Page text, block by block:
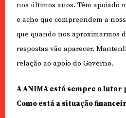
nos últimos anos. Têm apoiado
e acho que compreendem a
que quando nos aproximarmos
respostas vão aparecer.
relação ao apoio do Governo.
A ANIMA está sempre a lutar
Como está a situação